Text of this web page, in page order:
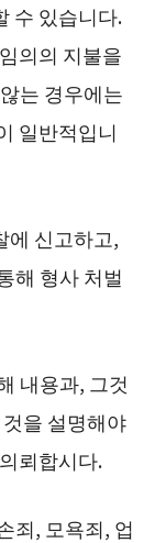
수 있습니다.
의의 지불을
는 경우에는
일반적입니
에 신고하고,
해 형사 처벌
내용과, 그것
을 설명해야
뢰합시다.
죄, 모욕죄, 업